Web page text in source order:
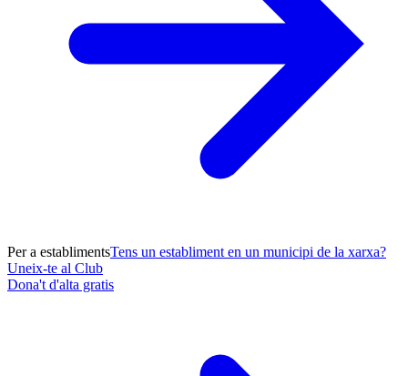
Per a establimentsTens un establiment en un municipi de la xarxa?
Uneix-te al Club
Dona't d'alta gratis